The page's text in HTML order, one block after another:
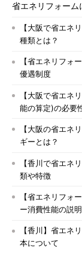
省エネリフォーム
【大阪で省エネ
種類とは？
【省エネリフォ
優遇制度
【大阪で省エネ
能の算定)の必要
【大阪の省エネ
ギーとは？
【香川で省エネ
類や特徴
【省エネリフォ
ー消費性能の説明
【香川】省エネ
本について